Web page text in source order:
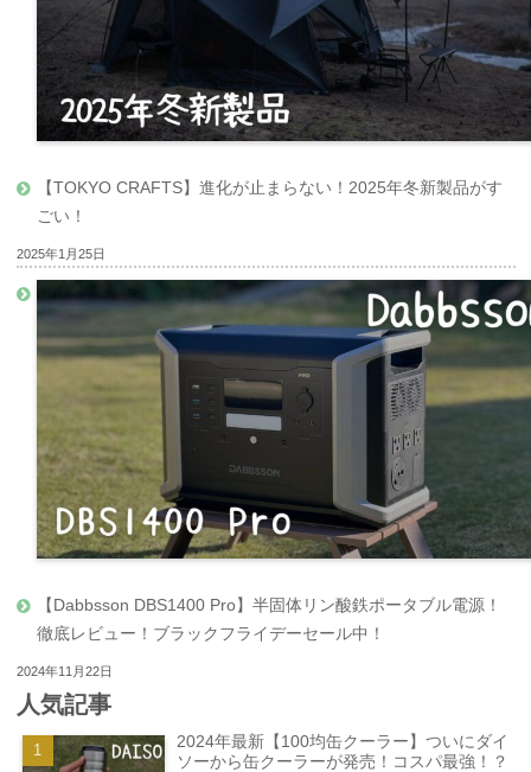
【TOKYO CRAFTS】進化が止まらない！2025年冬新製品がす
ごい！
2025年1月25日
【Dabbsson DBS1400 Pro】半固体リン酸鉄ポータブル電源！
徹底レビュー！ブラックフライデーセール中！
2024年11月22日
人気記事
2024年最新【100均缶クーラー】ついにダイ
ソーから缶クーラーが発売！コスパ最強！？